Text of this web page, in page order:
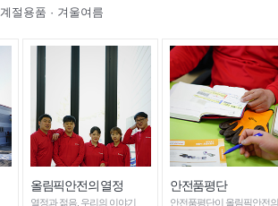
계절용품 · 겨울여름
올림픽안전의 열정
열정과 젊음, 우리의 이야기
안전품평단
안전품평단이 올림픽안전의